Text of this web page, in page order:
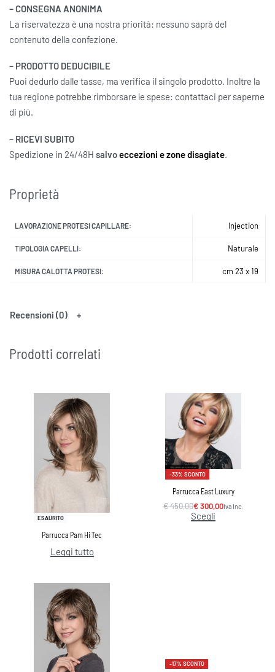
– CONSEGNA ANONIMA
La riservatezza è una nostra priorità: nessuno saprà del
contenuto della confezione.
– PRODOTTO DEDUCIBILE
Puoi dedurlo dalle tasse, ma verifica il singolo prodotto. Inoltre la
tua regione potrebbe rimborsare le spese: contattaci per saperne
di più.
– RICEVI SUBITO
Spedizione in 24/48H salvoeccezioni e zone disagiate.
Proprietà
LAVORAZIONE PROTESI CAPILLARE: Injection
TIPOLOGIA CAPELLI: Naturale
MISURA CALOTTA PROTESI: cm 23 x 19
Recensioni (0)
Prodotti correlati
ESAURITO
Parrucca Pam Hi Tec
Leggi tutto
-33% SCONTO
Parrucca East Luxury
€450,00€300,00Iva Inc.
Scegli
-17% SCONTO